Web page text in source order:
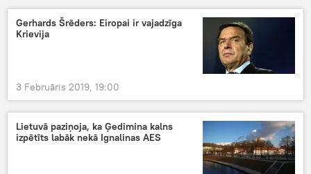
Gerhards Šrēders: Eiropai ir vajadzīga
Krievija
3 Februāris 2019, 19:00
Lietuvā paziņoja, ka Ģedimina kalns
izpētīts labāk nekā Ignalinas AES